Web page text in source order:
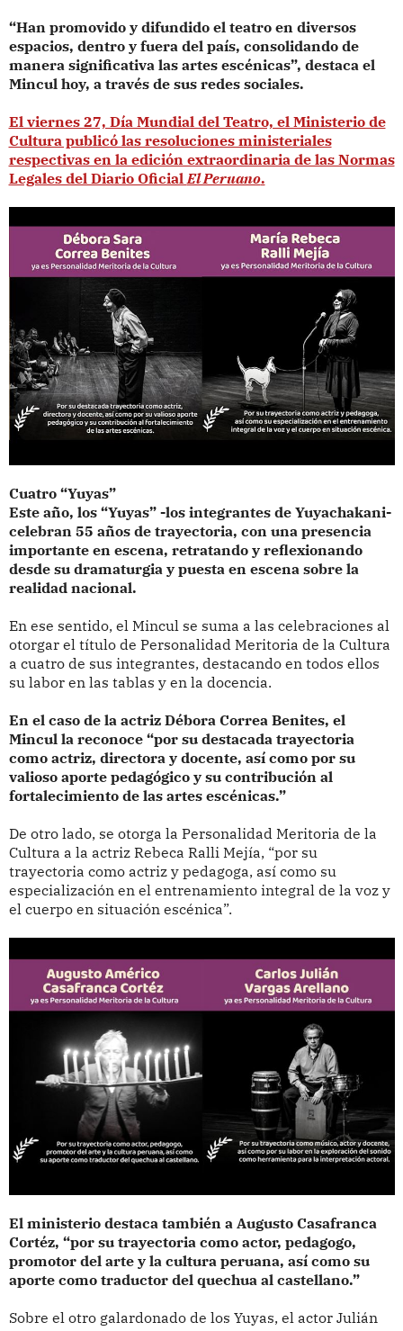
“Han promovido y difundido el teatro en diversos
espacios, dentro y fuera del país, consolidando de
manera significativa las artes escénicas”, destaca el
Mincul hoy, a través de sus redes sociales.
El viernes 27, Día Mundial del Teatro, el Ministerio de
Cultura publicó las resoluciones ministeriales
respectivas en la edición extraordinaria de las Normas
Legales del Diario OficialEl Peruano.
Cuatro “Yuyas”
Este año, los “Yuyas” -los integrantes de Yuyachakani-
celebran 55 años de trayectoria, con una presencia
importante en escena, retratando y reflexionando
desde su dramaturgia y puesta en escena sobre la
realidad nacional.
En ese sentido, el Mincul se suma a las celebraciones al
otorgar el título de Personalidad Meritoria de la Cultura
a cuatro de sus integrantes, destacando en todos ellos
su labor en las tablas y en la docencia.
En el caso de la actriz Débora Correa Benites, el
Mincul la reconoce “por su destacada trayectoria
como actriz, directora y docente, así como por su
valioso aporte pedagógico y su contribución al
fortalecimiento de las artes escénicas.”
De otro lado, se otorga la Personalidad Meritoria de la
Cultura a la actriz Rebeca Ralli Mejía, “por su
trayectoria como actriz y pedagoga, así como su
especialización en el entrenamiento integral de la voz y
el cuerpo en situación escénica”.
El ministerio destaca también a Augusto Casafranca
Cortéz, “por su trayectoria como actor, pedagogo,
promotor del arte y la cultura peruana, así como su
aporte como traductor del quechua al castellano.”
Sobre el otro galardonado de los Yuyas, el actor Julián